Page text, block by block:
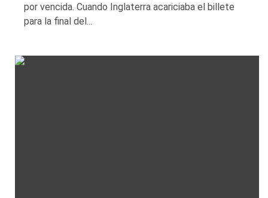
por vencida. Cuando Inglaterra acariciaba el billete
para la final del...